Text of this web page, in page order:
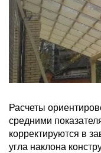
Расчеты
средними
корректируются в
угла наклона